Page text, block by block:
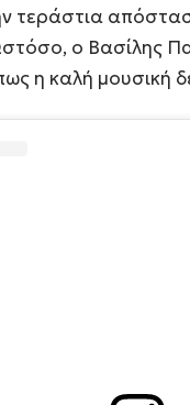
τεράστια
ο Βασίλης
η καλή μουσική